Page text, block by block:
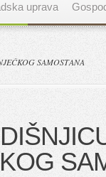
uprava
SAMOSTANA